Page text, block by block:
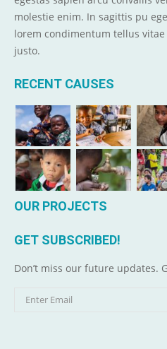
molestie enim. In sagittis pu
lorem condimentum tellus
justo.
RECENT CAUSES
OUR PROJECTS
GET SUBSCRIBED!
Don’t miss our future updates.